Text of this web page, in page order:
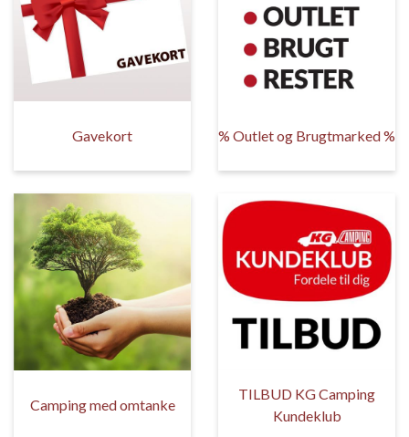
Gavekort % Outlet og Brugtmarked %
Camping med omtanke
TILBUD KG Camping
Kundeklub